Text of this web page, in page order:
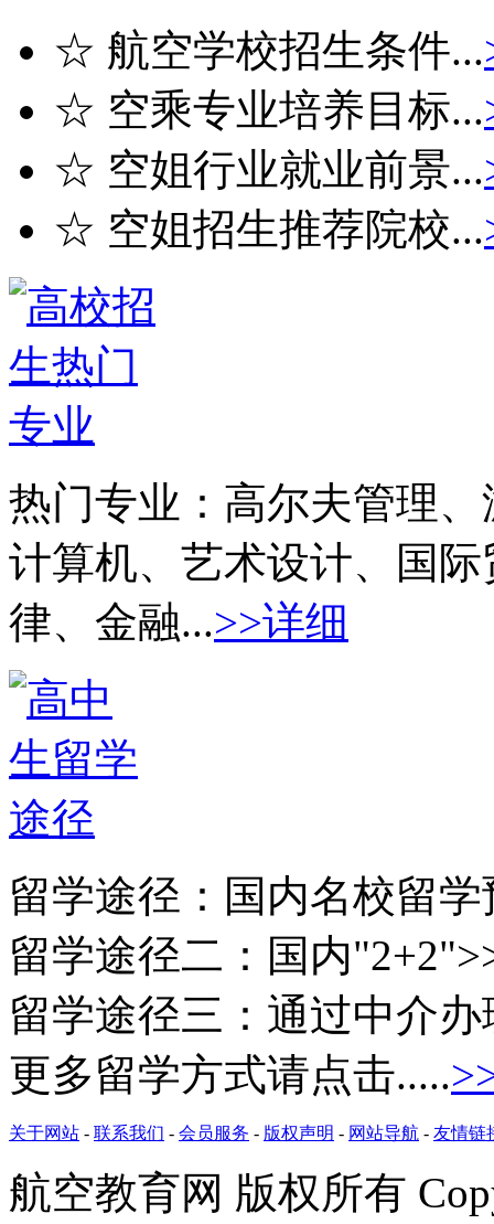
☆ 航空学校招生条件...
☆ 空乘专业培养目标...
☆ 空姐行业就业前景...
☆ 空姐招生推荐院校...
热门专业： 高尔夫管理
计算机、艺术设计、国
律、金融...>>详细
留学途径： 国内名校留
留学途径二： 国内
留学途径三： 通过中介办
更多留学方式请点击.....
关于网站 - 联系我们 - 会员服务 - 版权声明 - 网站导航 - 友情链
航空教育网 版权所有